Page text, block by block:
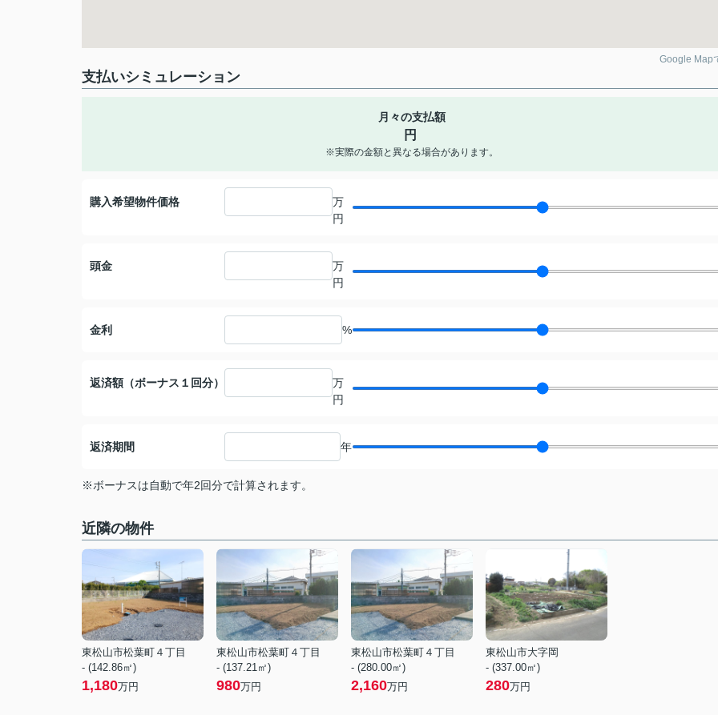
Google Map
支払いシミュレーション
月々の支払額
円
※実際の金額と異なる場合があります。
購入希望物件価格
万
円
頭金
万
円
金利 %
返済額（ボーナス１回分）
万
円
返済期間 年
※ボーナスは自動で年2回分で計算されます。
近隣の物件
東松山市松葉町４丁目
- (142.86㎡)
1,180万円
東松山市松葉町４丁目
- (137.21㎡)
980万円
東松山市松葉町４丁目
- (280.00㎡)
2,160万円
東松山市大字岡
- (337.00㎡)
280万円